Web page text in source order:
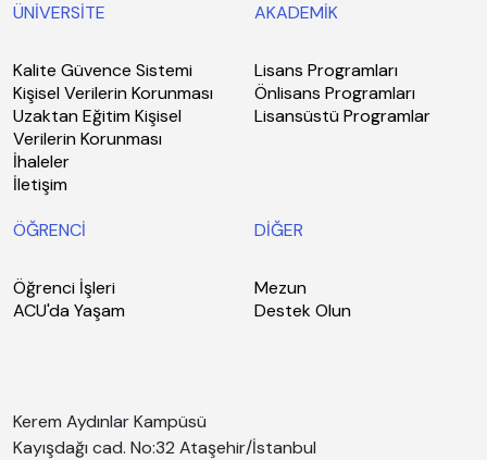
ÜNİVERSİTE
Kalite Güvence Sistemi
Kişisel Verilerin Korunması
Uzaktan Eğitim Kişisel
Verilerin Korunması
İhaleler
İletişim
AKADEMİK
Lisans Programları
Önlisans Programları
Lisansüstü Programlar
ÖĞRENCİ
Öğrenci İşleri
ACU'da Yaşam
DİĞER
Mezun
Destek Olun
Kerem Aydınlar Kampüsü
Kayışdağı cad. No:32 Ataşehir/İstanbul